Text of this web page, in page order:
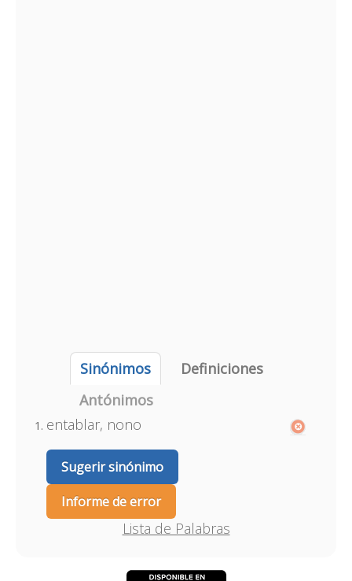
Sinónimos
Definiciones
Antónimos
entablar, nono
Sugerir sinónimo
Informe de error
Lista de Palabras